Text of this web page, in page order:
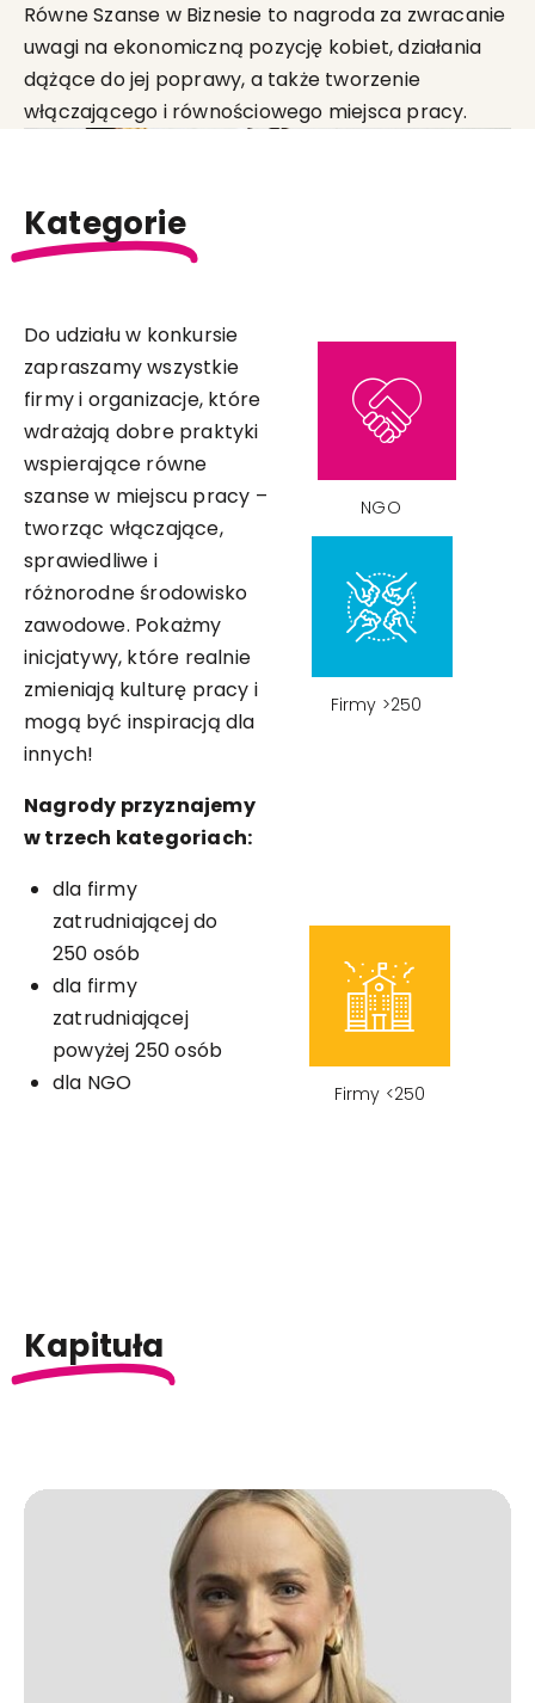
Równe Szanse w Biznesie to nagroda za zwracanie
uwagi na ekonomiczną pozycję kobiet, działania
dążące do jej poprawy, a także tworzenie
włączającego i równościowego miejsca pracy.
Kategorie
Do udziału w konkursie
zapraszamy wszystkie
firmy i organizacje, które
wdrażają dobre praktyki
wspierające równe
szanse w miejscu pracy –
tworząc włączające,
sprawiedliwe i
różnorodne środowisko
zawodowe. Pokażmy
inicjatywy, które realnie
zmieniają kulturę pracy i
mogą być inspiracją dla
innych!
Nagrody przyznajemy
w trzech kategoriach:
dla firmy
zatrudniającej do
250 osób
dla firmy
zatrudniającej
powyżej 250 osób
dla NGO
Firmy >250
NGO
Firmy <250
Kapituła